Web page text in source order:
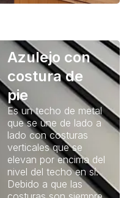
Azulejo con
costura de
pie
Es un techo de metal
que se une de lado a
lado con costuras
verticales que se
elevan por encima del
nivel del techo en sí.
Debido a que las